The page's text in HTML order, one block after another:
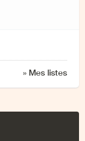
» Mes listes